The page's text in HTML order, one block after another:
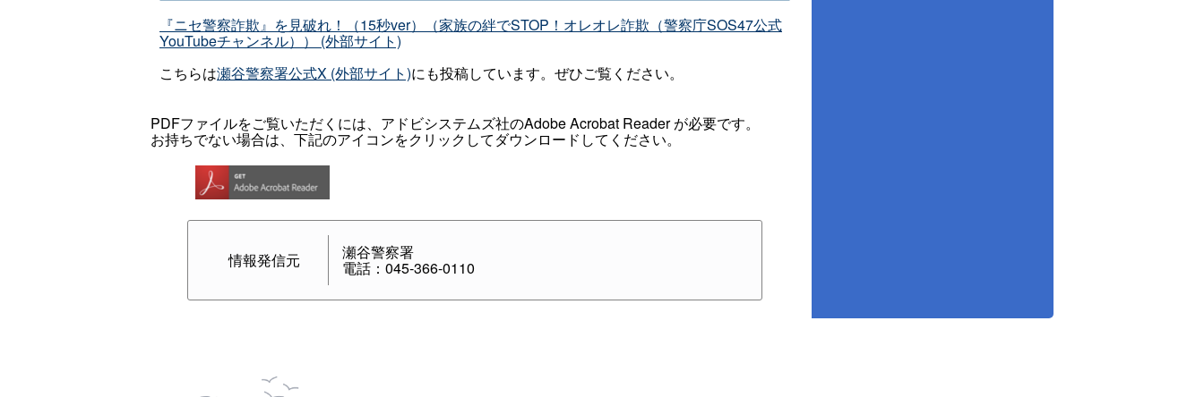
『ニセ警察詐欺』を見破れ！（15秒ver）（家族の絆でSTOP！オレオレ詐欺（警察庁SOS47公式
YouTubeチャンネル）） (外部サイト)
こちらは瀬谷警察署公式X (外部サイト)にも投稿しています。ぜひご覧ください。
PDFファイルをご覧いただくには、アドビシステムズ社のAdobe Acrobat Reader が必要です。
お持ちでない場合は、下記のアイコンをクリックしてダウンロードしてください。
情報発信元 瀬谷警察署
電話：045-366-0110